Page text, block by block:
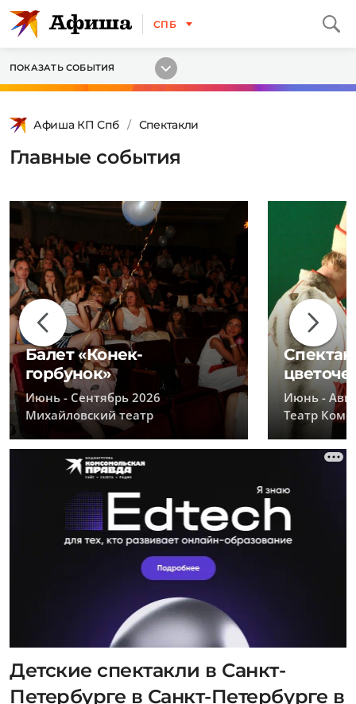
СПБ
ПОКАЗАТЬ СОБЫТИЯ
Афиша КП Спб Спектакли
Главные события
Балет «Конек-
горбунок»
Июнь - Сентябрь 2026
Михайловский театр
Июнь -
Театр
Детские спектакли в Санкт-
Петербурге в Санкт-Петербурге в